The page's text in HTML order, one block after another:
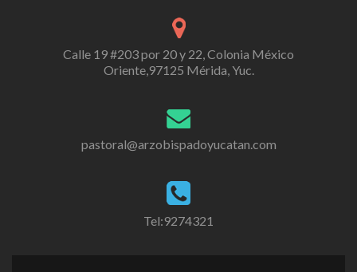
Calle 19 #203 por 20 y 22, Colonia México
Oriente,97125 Mérida, Yuc.
pastoral@arzobispadoyucatan.com
Tel:9274321